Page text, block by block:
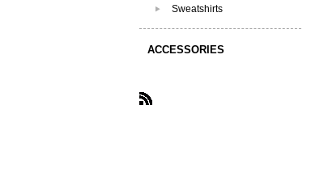
Sweatshirts
ACCESSORIES